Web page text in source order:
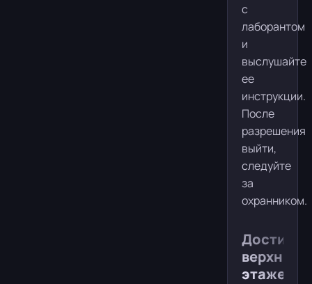
с
лаборантом
и
выслушайте
ее
инструкции.
После
разрешения
выйти,
следуйте
за
охранником.
верхних
этажей